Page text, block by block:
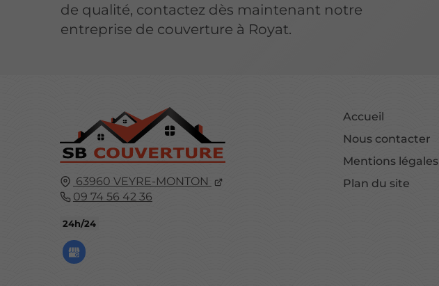
de qualité, contactez dès maintenant notre
entreprise de couverture à Royat.
63960 VEYRE-MONTON
09 74 56 42 36
24h/24
Accueil
Nous contacter
Mentions légales
Plan du site